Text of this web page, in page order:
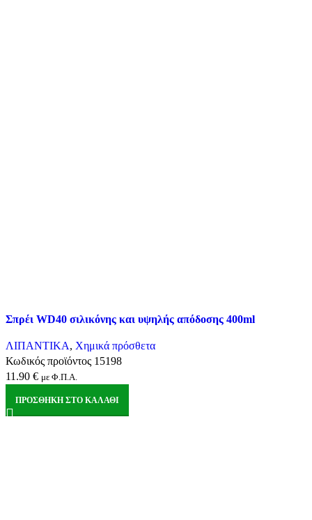
Quick view
Σπρέι WD40 σιλικόνης και υψηλής απόδοσης 400ml
ΛΙΠΑΝΤΙΚΑ, Χημικά πρόσθετα
Κωδικός προϊόντος 15198
11.90 € με Φ.Π.Α.
ΠΡΟΣΘΉΚΗ ΣΤΟ ΚΑΛΆΘΙ